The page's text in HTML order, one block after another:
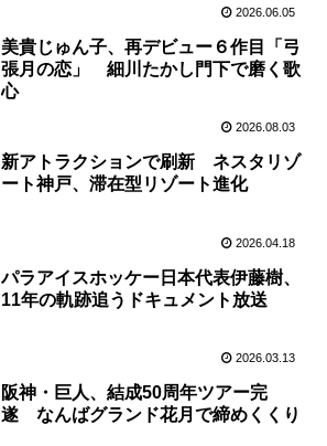
2026.06.05
美貴じゅん子、再デビュー６作目「弓
張月の恋」 細川たかし門下で磨く歌
心
2026.08.03
新アトラクションで刷新 ネスタリゾ
ート神戸、滞在型リゾート進化
2026.04.18
パラアイスホッケー日本代表伊藤樹、
11年の軌跡追うドキュメント放送
2026.03.13
阪神・巨人、結成50周年ツアー完
遂 なんばグランド花月で締めくくり